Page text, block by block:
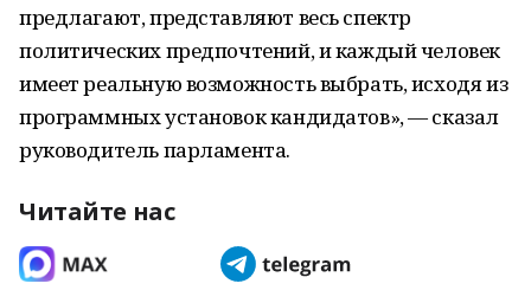
предлагают, представляют весь спектр
политических предпочтений, и каждый человек
имеет реальную возможность выбрать, исходя из
программных установок кандидатов», — сказал
руководитель парламента.
Читайте нас